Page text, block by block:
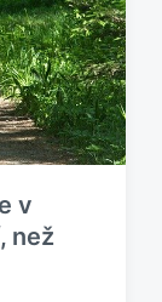
v
než